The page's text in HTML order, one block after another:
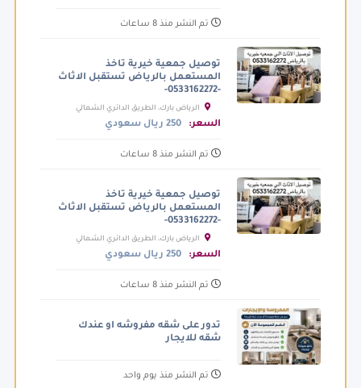
تم النشر منذ 8 ساعات
توصيل جمعية خيرية تاخذ
المستعمل بالرياض تستقبل الاثاث
-0533162272-
الرياض بارك، الطريق الدائري الشمالي
الفرعي، الرياض السعودية
السعر: 250 ريال سعودي
تم النشر منذ 8 ساعات
توصيل جمعية خيرية تاخذ
المستعمل بالرياض تستقبل الاثاث
-0533162272-
الرياض بارك، الطريق الدائري الشمالي
الفرعي، الرياض السعودية
السعر: 250 ريال سعودي
تم النشر منذ 8 ساعات
تدور على شقه مفروشه او عندك
شقه للايجار
تم النشر منذ يوم واحد